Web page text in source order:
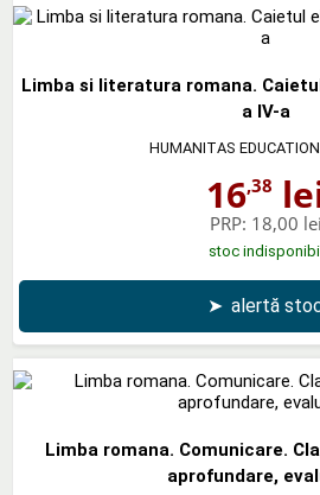
Limba si literatura romana.
a IV-a
HUMANITAS
16,38
PRP: 18,00 lei
stoc
➤ alertă
Limba romana. Comunicare.
aprofundare,